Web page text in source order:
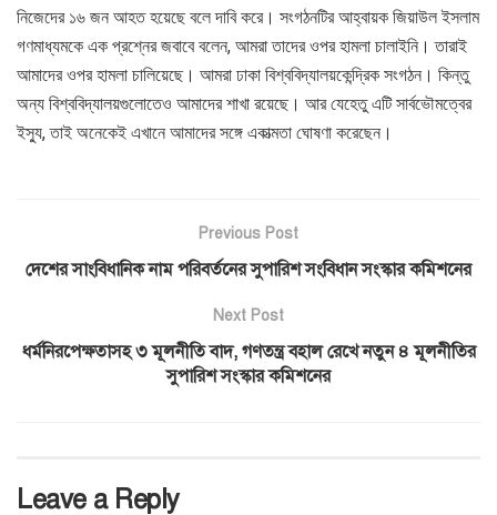
নিজেদের ১৬ জন আহত হয়েছে বলে দাবি করে। সংগঠনটির আহ্বায়ক জিয়াউল ইসলাম
গণমাধ্যমকে এক প্রশ্নের জবাবে বলেন, আমরা তাদের ওপর হামলা চালাইনি। তারাই
আমাদের ওপর হামলা চালিয়েছে। আমরা ঢাকা বিশ্ববিদ্যালয়কেন্দ্রিক সংগঠন। কিন্তু
অন্য বিশ্ববিদ্যালয়গুলোতেও আমাদের শাখা রয়েছে। আর যেহেতু এটি সার্বভৌমত্বের
ইস্যু, তাই অনেকেই এখানে আমাদের সঙ্গে একাত্মতা ঘোষণা করেছেন।
Previous Post
দেশের সাংবিধানিক নাম পরিবর্তনের সুপারিশ সংবিধান সংস্কার কমিশনের
Next Post
ধর্মনিরপেক্ষতাসহ ৩ মূলনীতি বাদ, গণতন্ত্র বহাল রেখে নতুন ৪ মূলনীতির
সুপারিশ সংস্কার কমিশনের
Leave a Reply